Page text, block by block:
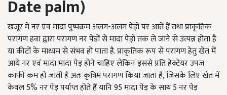
Date palm)
खजूर में नर एवं मादा पुष्पक्रम अलग-अलग पेड़ों पर आते हैं तथा प्राकृतिक
परागण हवा द्वारा परागण नर पेड़ों से मादा पेड़ों तक ले जाने से उत्पन्न होता है
या कीटों के माध्यम से संभव हो पाता है. प्राकृतिक रूप से परागण हेतु खेत में
आधे नर एवं मादा मादा पेड़ होने चाहिए लेकिन इससे प्रति हेक्टेयर उपज
काफी कम हो जाती है अतः कृत्रिम परागण किया जाता है, जिसके लिए खेत में
केवल 5% नर पेड़ पर्याप्त होते हैं यानि 95 मादा पेड़ के साथ 5 नर पेड़